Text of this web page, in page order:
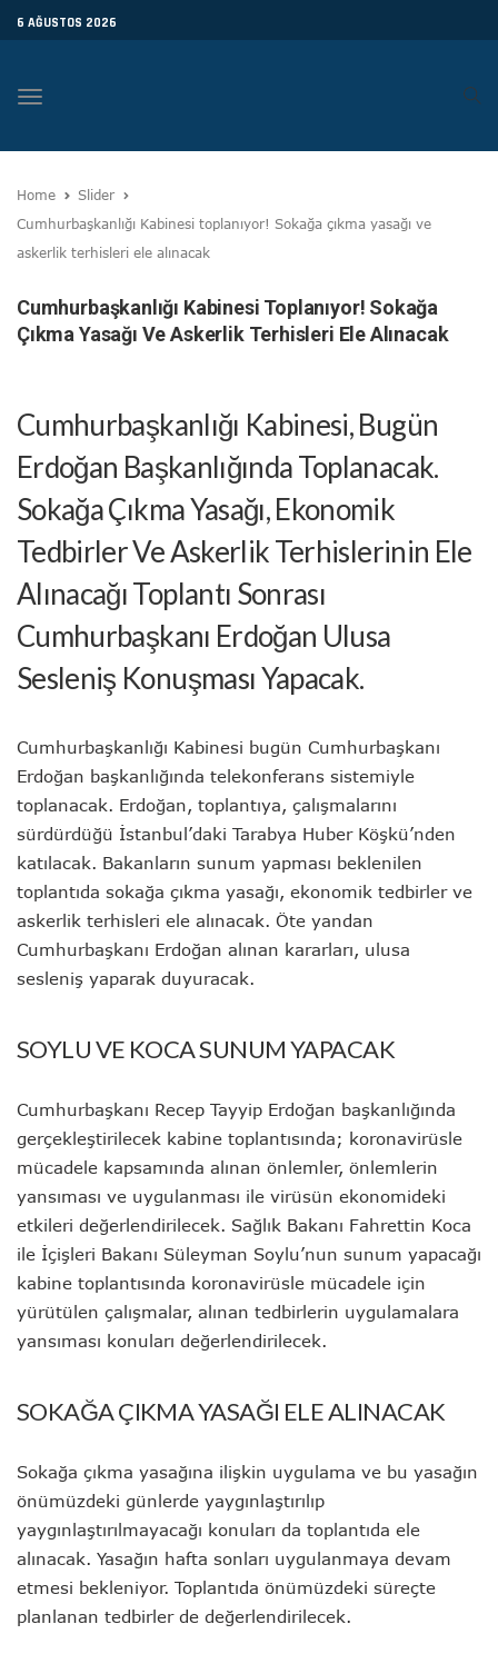
6 AĞUSTOS 2026
Toggle
Home
Slider
Cumhurbaşkanlığı Kabinesi toplanıyor! Sokağa çıkma yasağı ve
askerlik terhisleri ele alınacak
Cumhurbaşkanlığı Kabinesi Toplanıyor! Sokağa
Çıkma Yasağı Ve Askerlik Terhisleri Ele Alınacak
Cumhurbaşkanlığı Kabinesi, Bugün
Erdoğan Başkanlığında Toplanacak.
Sokağa Çıkma Yasağı, Ekonomik
Tedbirler Ve Askerlik Terhislerinin Ele
Alınacağı Toplantı Sonrası
Cumhurbaşkanı Erdoğan Ulusa
Sesleniş Konuşması Yapacak.
Cumhurbaşkanlığı Kabinesi bugün Cumhurbaşkanı
Erdoğan başkanlığında telekonferans sistemiyle
toplanacak. Erdoğan, toplantıya, çalışmalarını
sürdürdüğü İstanbul’daki Tarabya Huber Köşkü’nden
katılacak. Bakanların sunum yapması beklenilen
toplantıda sokağa çıkma yasağı, ekonomik tedbirler ve
askerlik terhisleri ele alınacak. Öte yandan
Cumhurbaşkanı Erdoğan alınan kararları, ulusa
sesleniş yaparak duyuracak.
SOYLU VE KOCA SUNUM YAPACAK
Cumhurbaşkanı Recep Tayyip Erdoğan başkanlığında
gerçekleştirilecek kabine toplantısında; koronavirüsle
mücadele kapsamında alınan önlemler, önlemlerin
yansıması ve uygulanması ile virüsün ekonomideki
etkileri değerlendirilecek. Sağlık Bakanı Fahrettin Koca
ile İçişleri Bakanı Süleyman Soylu’nun sunum yapacağı
kabine toplantısında koronavirüsle mücadele için
yürütülen çalışmalar, alınan tedbirlerin uygulamalara
yansıması konuları değerlendirilecek.
SOKAĞA ÇIKMA YASAĞI ELE ALINACAK
Sokağa çıkma yasağına ilişkin uygulama ve bu yasağın
önümüzdeki günlerde yaygınlaştırılıp
yaygınlaştırılmayacağı konuları da toplantıda ele
alınacak. Yasağın hafta sonları uygulanmaya devam
etmesi bekleniyor. Toplantıda önümüzdeki süreçte
planlanan tedbirler de değerlendirilecek.